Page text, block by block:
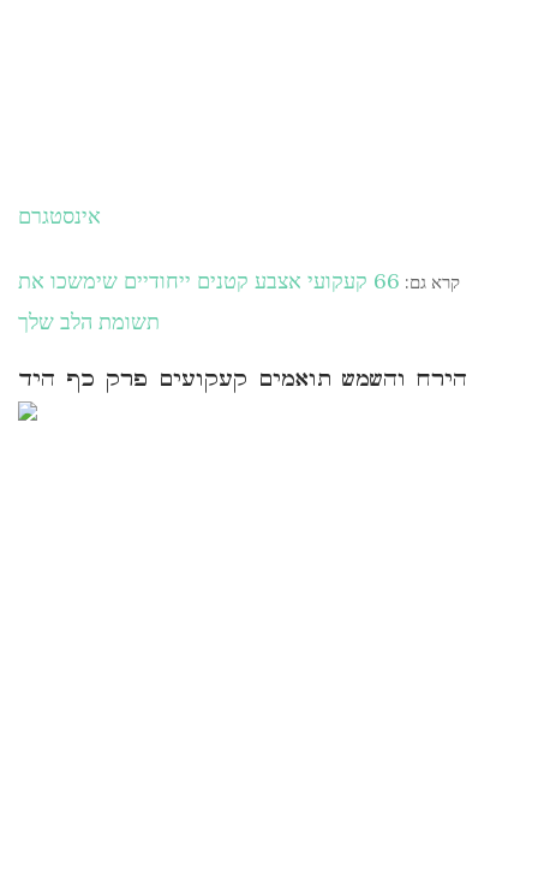
אינסטגרם
קרא גם:
66 קעקועי אצבע קטנים ייחודיים שימשכו את
תשומת הלב שלך
הירח והשמש תואמים קעקועים פרק כף היד